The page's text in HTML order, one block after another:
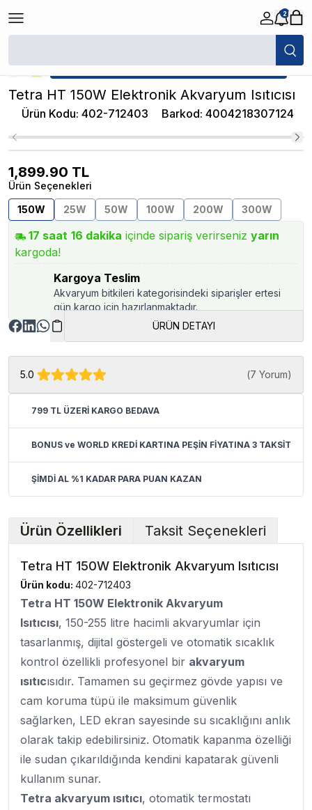
2
/ Tetra HT 150W Elektronik Akvaryum Isıtıcısı
★ Atakan Petshop, Tetra yetkili satıcısıdır.
Tetra HT 150W Elektronik Akvaryum Isıtıcısı
Ürün Kodu: 402-712403 Barkod: 4004218307124
1,899.90 TL
Ürün Seçenekleri
150W
25W 50W 100W 200W 300W
17 saat 16 dakika içinde sipariş verirseniz yarın
kargoda!
Kargoya Teslim
Akvaryum bitkileri kategorisindeki siparişler ertesi
gün kargo için hazırlanmaktadır.
ÜRÜN DETAYI
5.0 (7 Yorum)
799 TL ÜZERİ KARGO BEDAVA
BONUS ve WORLD KREDİ KARTINA PEŞİN FİYATINA 3 TAKSİT
ŞİMDİ AL %1 KADAR PARA PUAN KAZAN
Ürün Özellikleri Taksit Seçenekleri
Tetra HT 150W Elektronik Akvaryum Isıtıcısı
Ürün kodu: 402-712403
Tetra HT 150W Elektronik Akvaryum
Isıtıcısı, 150-255 litre hacimli akvaryumlar için
tasarlanmış, dijital göstergeli ve otomatik sıcaklık
kontrol özellikli profesyonel bir akvaryum
ısıtıcısıdır. Tamamen su geçirmez gövde yapısı ve
cam koruma tüpü ile maksimum güvenlik
sağlarken, LED ekran sayesinde su sıcaklığını anlık
olarak takip edebilirsiniz. Otomatik kapanma özelliği
ile sudan çıkarıldığında kendini kapatarak güvenli
kullanım sunar.
Tetra akvaryum ısıtıcı, otomatik termostatı